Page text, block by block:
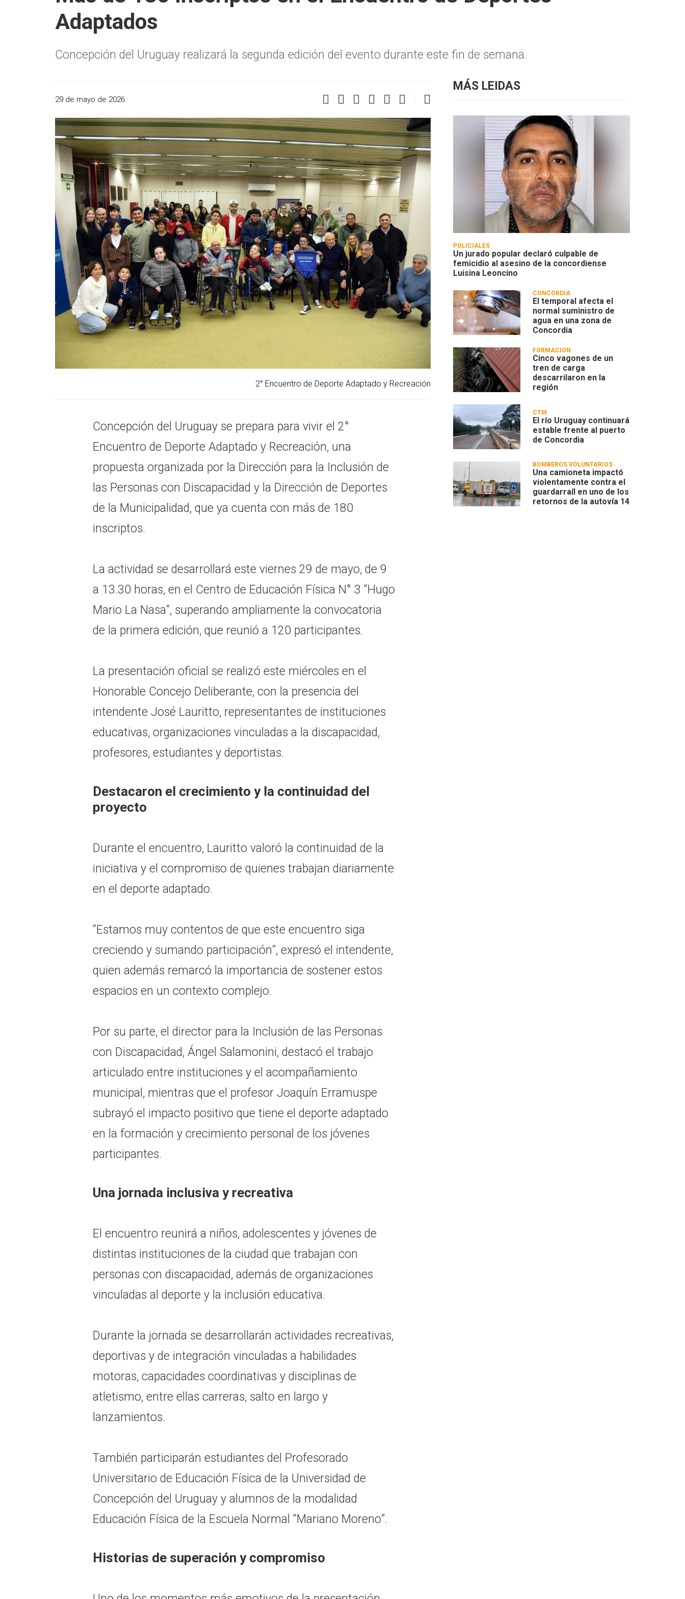
Adaptados
Concepción del Uruguay realizará la segunda edición del evento durante este fin de semana.
29 de mayo de 2026
2° Encuentro de Deporte Adaptado y Recreación
Concepción del Uruguay se prepara para vivir el 2°
Encuentro de Deporte Adaptado y Recreación, una
propuesta organizada por la Dirección para la Inclusión de
las Personas con Discapacidad y la Dirección de Deportes
de la Municipalidad, que ya cuenta con más de 180
inscriptos.
La actividad se desarrollará este viernes 29 de mayo, de 9
a 13.30 horas, en el Centro de Educación Física N° 3 “Hugo
Mario La Nasa”, superando ampliamente la convocatoria
de la primera edición, que reunió a 120 participantes.
La presentación oficial se realizó este miércoles en el
Honorable Concejo Deliberante, con la presencia del
intendente José Lauritto, representantes de instituciones
educativas, organizaciones vinculadas a la discapacidad,
profesores, estudiantes y deportistas.
Destacaron el crecimiento y la continuidad del
proyecto
Durante el encuentro, Lauritto valoró la continuidad de la
iniciativa y el compromiso de quienes trabajan diariamente
en el deporte adaptado.
“Estamos muy contentos de que este encuentro siga
creciendo y sumando participación”, expresó el intendente,
quien además remarcó la importancia de sostener estos
espacios en un contexto complejo.
Por su parte, el director para la Inclusión de las Personas
con Discapacidad, Ángel Salamonini, destacó el trabajo
articulado entre instituciones y el acompañamiento
municipal, mientras que el profesor Joaquín Erramuspe
subrayó el impacto positivo que tiene el deporte adaptado
en la formación y crecimiento personal de los jóvenes
participantes.
Una jornada inclusiva y recreativa
El encuentro reunirá a niños, adolescentes y jóvenes de
distintas instituciones de la ciudad que trabajan con
personas con discapacidad, además de organizaciones
vinculadas al deporte y la inclusión educativa.
Durante la jornada se desarrollarán actividades recreativas,
deportivas y de integración vinculadas a habilidades
motoras, capacidades coordinativas y disciplinas de
atletismo, entre ellas carreras, salto en largo y
lanzamientos.
También participarán estudiantes del Profesorado
Universitario de Educación Física de la Universidad de
Concepción del Uruguay y alumnos de la modalidad
Educación Física de la Escuela Normal “Mariano Moreno”.
Historias de superación y compromiso
MÁS LEIDAS
POLICIALES
Un jurado popular declaró culpable de
femicidio al asesino de la concordiense
Luisina Leoncino
CONCORDIA
El temporal afecta el
normal suministro de
agua en una zona de
Concordia
FORMACIÓN
Cinco vagones de un
tren de carga
descarrilaron en la
región
CTM
El río Uruguay continuará
estable frente al puerto
de Concordia
BOMBEROS VOLUNTARIOS
Una camioneta impactó
violentamente contra el
guardarraíl en uno de los
retornos de la autovía 14